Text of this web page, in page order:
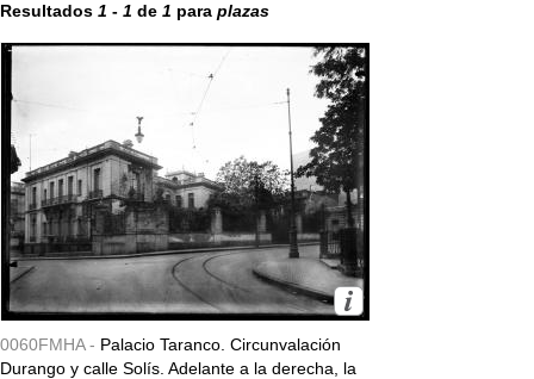
Resultados 1 - 1 de 1 para plazas
0060FMHA - Palacio Taranco. Circunvalación
Durango y calle Solís. Adelante a la derecha, la